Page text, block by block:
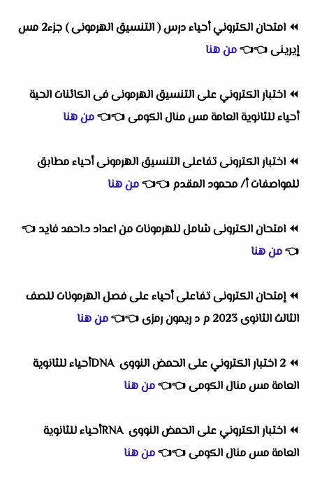
⏪
امتحان الكتروني أحياء درس ( التنسيق الهرمونى ) جزء2 مس
إيرينى👈
👈من هنا
⏪ اختبار الكتروني على التنسيق الهرمونى فى الكائنات الحية
أحياء للثانوية العامة مس منال الكومى👈
👈من هنا
⏪ اختبار الكترونى تفاعلى التنسيق الهرمونى أحياء مطابق
للمواصفات أ/ محمود المقدم 👈
👈من هنا
⏪ امتحان الكترونى شامل للهرمونات من اعداد د.احمد فايد 👈
👈من هنا
⏪إمتحان الكترونى تفاعلى أحياء على فصل الهرمونات للصف
الثالث الثانوى 2023 م د ريمون رمزى
👈
👈من هنا
⏪
2 اختبار الكتروني على الحمض النووى DNAأحياء للثانوية
العامة مس منال الكومى👈
👈من هنا
⏪
اختبار الكتروني على الحمض النووى RNAأحياء للثانوية
العامة مس منال الكومى👈
👈من هنا